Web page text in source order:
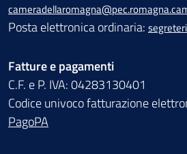
Posta elettronica ordinaria:
Fatture e pagamenti
C.F. e P. IVA: 04283130401
Codice univoco fatturazione
PagoPA